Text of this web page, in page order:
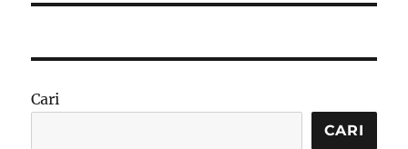
Cari
CARI